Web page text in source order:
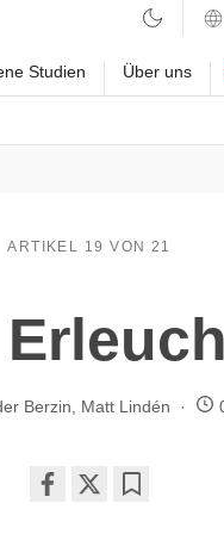
Studien Über uns
ARTIKEL 19 VON 21
Berzin Matt Lindén